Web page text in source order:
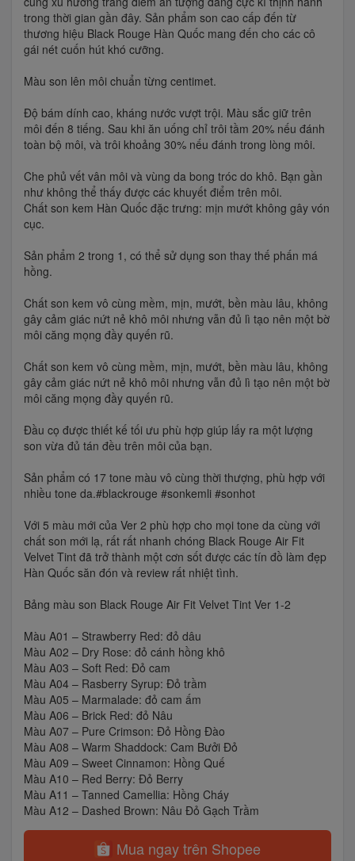
trong thời gian gần đây. Sản phẩm son cao cấp đến từ
thương hiệu Black Rouge Hàn Quốc mang đến cho các cô
gái nét cuốn hút khó cưỡng.
Màu son lên môi chuẩn từng centimet.
Độ bám dính cao, kháng nước vượt trội. Màu sắc giữ trên
môi đến 8 tiếng. Sau khi ăn uống chỉ trôi tầm 20% nếu đánh
toàn bộ môi, và trôi khoảng 30% nếu đánh trong lòng môi.
Che phủ vết vân môi và vùng da bong tróc do khô. Bạn gần
như không thể thấy được các khuyết điểm trên môi.
Chất son kem Hàn Quốc đặc trưng: mịn mướt không gây vón
cục.
Sản phẩm 2 trong 1, có thể sử dụng son thay thế phấn má
hồng.
Chất son kem vô cùng mềm, mịn, mướt, bền màu lâu, không
gây cảm giác nứt nẻ khô môi nhưng vẫn đủ lì tạo nên một bờ
môi căng mọng đầy quyến rũ.
Chất son kem vô cùng mềm, mịn, mướt, bền màu lâu, không
gây cảm giác nứt nẻ khô môi nhưng vẫn đủ lì tạo nên một bờ
môi căng mọng đầy quyến rũ.
Đầu cọ được thiết kế tối ưu phù hợp giúp lấy ra một lượng
son vừa đủ tán đều trên môi của bạn.
Sản phẩm có 17 tone màu vô cùng thời thượng, phù hợp với
nhiều tone da.#blackrouge #sonkemli #sonhot
Với 5 màu mới của Ver 2 phù hợp cho mọi tone da cùng với
chất son mới lạ, rất rất nhanh chóng Black Rouge Air Fit
Velvet Tint đã trở thành một cơn sốt được các tín đồ làm đẹp
Hàn Quốc săn đón và review rất nhiệt tình.
Bảng màu son Black Rouge Air Fit Velvet Tint Ver 1-2
Màu A01 – Strawberry Red: đỏ dâu
Màu A02 – Dry Rose: đỏ cánh hồng khô
Màu A03 – Soft Red: Đỏ cam
Màu A04 – Rasberry Syrup: Đỏ trầm
Màu A05 – Marmalade: đỏ cam ấm
Màu A06 – Brick Red: đỏ Nâu
Màu A07 – Pure Crimson: Đỏ Hồng Đào
Màu A08 – Warm Shaddock: Cam Bưởi Đỏ
Màu A09 – Sweet Cinnamon: Hồng Quế
Màu A10 – Red Berry: Đỏ Berry
Màu A11 – Tanned Camellia: Hồng Cháy
Màu A12 – Dashed Brown: Nâu Đỏ Gạch Trầm
Mua ngay trên Shopee